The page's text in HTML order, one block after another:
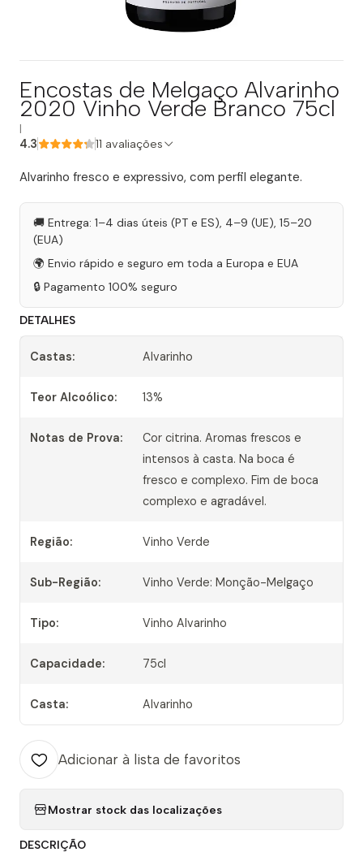
Encostas de Melgaço Alvarinho
2020 Vinho Verde Branco 75cl
4.3 11 avaliações
Alvarinho fresco e expressivo, com perfil elegante.
🚚 Entrega: 1–4 dias úteis (PT e ES), 4–9 (UE), 15–20
(EUA)
🌍 Envio rápido e seguro em toda a Europa e EUA
🔒 Pagamento 100% seguro
DETALHES
Castas: Alvarinho
Teor Alcoólico: 13%
Notas de Prova:
Cor citrina. Aromas frescos e
intensos à casta. Na boca é
fresco e complexo. Fim de boca
complexo e agradável.
Região: Vinho Verde
Sub-Região: Vinho Verde: Monção-Melgaço
Tipo: Vinho Alvarinho
Capacidade: 75cl
Casta: Alvarinho
Adicionar à lista de favoritos
Mostrar stock das localizações
DESCRIÇÃO